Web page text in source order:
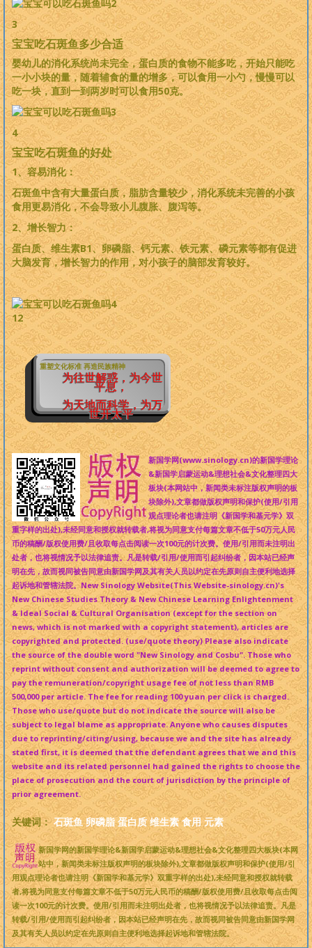
3
宝宝吃石斑鱼多少合适
婴幼儿的消化系统尚未完全，蛋白质的食物不能多吃，开始只能吃
一小小块的量，随着辅食的量的增多，可以食用一小勺，慢慢可以
吃一块，直到一到两岁时可以食用50克。
4
宝宝吃石斑鱼的好处
1、容易消化：
石斑鱼中含有大量蛋白质，脂肪含量较少，消化系统未完善的小孩
食用更易消化，不会导致小儿腹胀、腹泻等。
2、增长智力：
蛋白质、维生素B1、卵磷脂、钙元素、铁元素、磷元素等都有促进
大脑发育，增长智力的作用，对小孩子的脑部发育较好。
12
重塑文化标准 再造民族精神
为往世解惑，为今世
平息，
为天地而科学，为万
世开太平
新国学网(www.sinology.cn)的新国学理论
&新国学启蒙运动&理想社会&文化整理四大
板块(本网站中，新闻类未标注版权声明的板
块除外),文章都做版权声明和保护(使用/引用
观点理论者也请注明《新国学和基元学》双
重字样的出处),未经同意和授权就转载者,将视为同意支付每篇文章不低于50万元人民
币的稿酬/版权使用费/且收取每点击阅读一次100元的计次费。使用/引用而未注明出
处者，也将视情况予以法律追责。凡是转载/引用/使用而引起纠纷者，因本站已经声
明在先，故而视同被告同意由新国学网及其有关人员以约定在先原则自主便利地选择
起诉地和管辖法院。New Sinology Website(This Website-sinology.cn)'s
New Chinese Studies Theory & New Chinese Learning Enlightenment
& Ideal Social & Cultural Organisation (except for the section on
news, which is not marked with a copyright statement), articles are
copyrighted and protected. (use/quote theory) Please also indicate
the source of the double word "New Sinology and Cosbu". Those who
reprint without consent and authorization will be deemed to agree to
pay the remuneration/copyright usage fee of not less than RMB
500,000 per article. The fee for reading 100 yuan per click is charged.
Those who use/quote but do not indicate the source will also be
subject to legal blame as appropriate. Anyone who causes disputes
due to reprinting/citing/using, because we and the site has already
stated first, it is deemed that the defendant agrees that we and this
website and its related personnel had gained the rights to choose the
place of prosecution and the court of jurisdiction by the principle of
prior agreement.
关键词： 石斑鱼 卵磷脂 蛋白质 维生素 食用 元素
新国学网的新国学理论&新国学启蒙运动&理想社会&文化整理四大板块(本网
站中，新闻类未标注版权声明的板块除外),文章都做版权声明和保护(使用/引
用观点理论者也请注明《新国学和基元学》双重字样的出处),未经同意和授权就转载
者,将视为同意支付每篇文章不低于50万元人民币的稿酬/版权使用费/且收取每点击阅
读一次100元的计次费。使用/引用而未注明出处者，也将视情况予以法律追责。凡是
转载/引用/使用而引起纠纷者，因本站已经声明在先，故而视同被告同意由新国学网
及其有关人员以约定在先原则自主便利地选择起诉地和管辖法院。